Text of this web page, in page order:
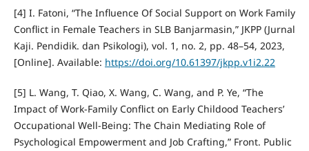
[4] I. Fatoni, “The Influence Of Social Support on Work Family
Conflict in Female Teachers in SLB Banjarmasin,” JKPP (Jurnal
Kaji. Pendidik. dan Psikologi), vol. 1, no. 2, pp. 48–54, 2023,
[Online]. Available: https://doi.org/10.61397/jkpp.v1i2.22
[5] L. Wang, T. Qiao, X. Wang, C. Wang, and P. Ye, “The
Impact of Work-Family Conflict on Early Childood Teachers’
Occupational Well-Being: The Chain Mediating Role of
Psychological Empowerment and Job Crafting,” Front. Public